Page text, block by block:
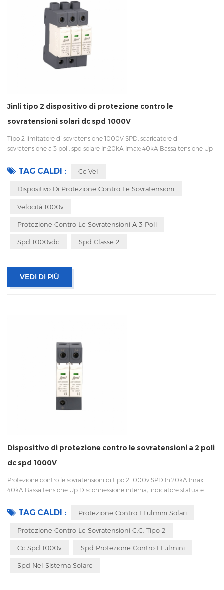
Jinli tipo 2 dispositivo di protezione contro le
sovratensioni solari dc spd 1000V
Tipo 2 limitatore di sovratensione 1000V SPD, scaricatore di
sovratensione a 3 poli, spd solare In:20kA Imax: 40kA Bassa tensione Up
61643-11 UL, TUV, CE, RoHS OEM accettabile Sungrow, Goodwe, fornitore
TAG CALDI : Cc Vel
Dispositivo Di Protezione Contro Le Sovratensioni
Velocità 1000v
Protezione Contro Le Sovratensioni A 3 Poli
Spd 1000vdc Spd Classe 2
VEDI DI PIÙ
Dispositivo di protezione contro le sovratensioni a 2 poli
dc spd 1000V
Protezione contro le sovratensioni di tipo 2 1000v SPD In:20kA Imax:
40kA Bassa tensione Up Disconnessione interna, indicatore statua e
fornitore di Goodwe, lavorano con Huawei
TAG CALDI : Protezione Contro I Fulmini Solari
Protezione Contro Le Sovratensioni C.c. Tipo 2
Cc Spd 1000v Spd Protezione Contro I Fulmini
Spd Nel Sistema Solare